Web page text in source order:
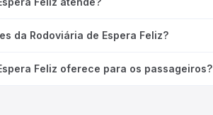
da Rodoviária de Espera Feliz?
Feliz oferece para os passageiros?